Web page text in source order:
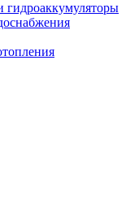
гидроаккумуляторы